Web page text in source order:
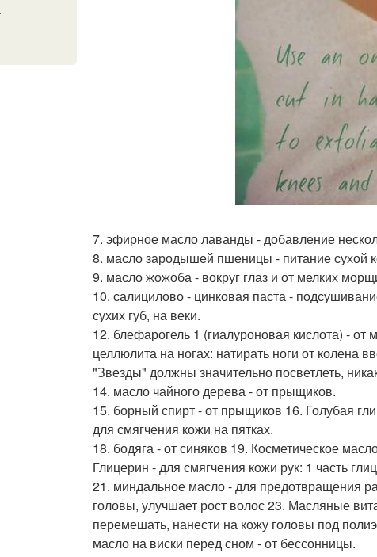
7. эфирное масло лаванды - добавление
8. масло зародышей пшеницы - питание сухой
9. масло жожоба - вокруг глаз и от мелких
10. салицилово - цинковая паста -
сухих губ, на веки.
12. блефарогель 1 (гиалуроновая кислота) -
целлюлита на ногах: натирать ноги от колена
"Звезды" должны значительно посветлеть,
14. масло чайного дерева - от прыщиков.
15. борный спирт - от прыщиков 16. Голубая
для смягчения кожи на пятках.
18. бодяга - от синяков 19. Косметическое
Глицерин - для смягчения кожи рук: 1 часть
21. миндальное масло - для предотвращения
головы, улучшает рост волос 23. Масляные
перемешать, нанести на кожу головы под
масло на виски перед сном - от бессонницы.